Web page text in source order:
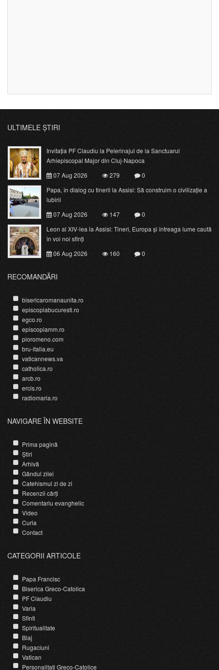
ULTIMELE ȘTIRI
Invitația PF Claudiu la Pelerinajul de la Sanctuarul
Arhiepiscopal Major din Cluj-Napoca
07 Aug 2026
279
0
Papa, în dialog cu tinerii la Assisi: Să construim o civilizație a
iubirii
07 Aug 2026
147
0
Leon al XIV-lea la Assisi: Tineri, Europa și întreaga lume caută
în voi noi sfinți
06 Aug 2026
160 0
RECOMANDĂRI
bisericaromanaunita.ro
episcopiabucuresti.ro
egco.ro
episcopiamm.ro
pioromeno.com
bru-italia.eu
vaticannews.va
catholica.ro
arcb.ro
ercis.ro
radiomaria.ro
NAVIGARE ÎN WEBSITE
Prima pagină
Știri
Arhivă
Gândul zilei
Catehismul zi de zi
Recenzii cărți
Comentariu evanghelic
Video
Curia
Contact
CATEGORII ARTICOLE
Papa Francisc
Biserica Greco-Catolica
PF Claudiu
Varia
Sfinti
Spiritualitate
Blaj
Rugaciuni
Vatican
Personalitati Greco-Catolice